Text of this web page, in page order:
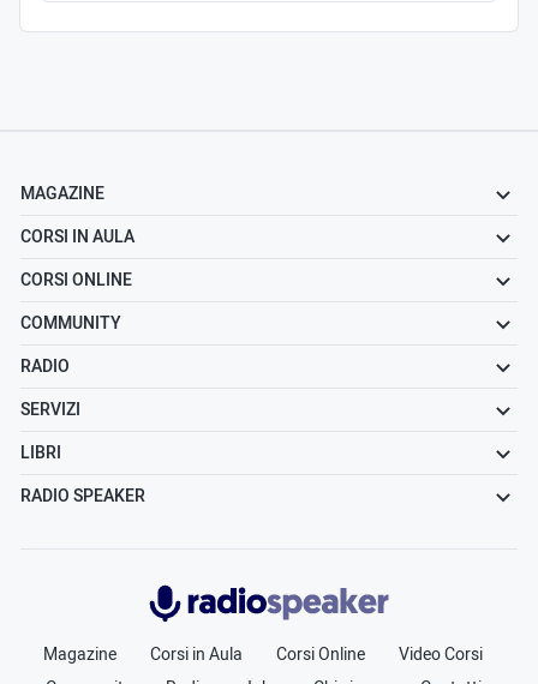
MAGAZINE
CORSI IN AULA
CORSI ONLINE
COMMUNITY
RADIO
SERVIZI
LIBRI
RADIO SPEAKER
Radiospeaker.it
Magazine Corsi in Aula Corsi Online
Video Corsi